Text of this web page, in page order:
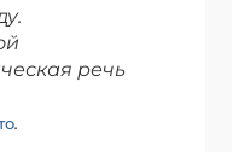
и искусство
нужны нам еще и
в таких
искусство.